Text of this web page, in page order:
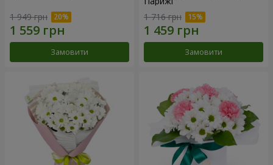
1 949 грн
Замовити
1 716 грн
Замовити